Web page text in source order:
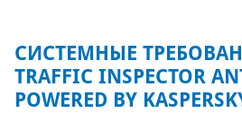
СИСТЕМНЫЕ
TRAFFIC INSPECTOR
POWERED BY